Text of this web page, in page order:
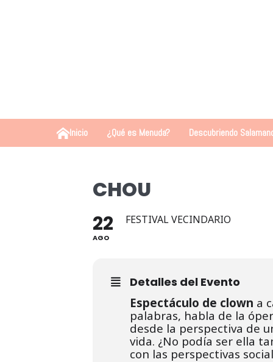
Inicio ¿Qué es Menuda? Descubriendo
CHOU
22
AGO
FESTIVAL VECINDARIO
Detalles del Evento
Espectáculo de clown a
palabras, habla de la
desde la perspectiva de
vida. ¿No podía ser ella
con las perspectivas